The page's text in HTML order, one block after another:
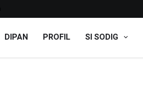
DIPAN PROFIL SI SODIG